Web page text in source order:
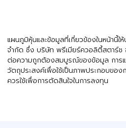
แผนภูมิหุ้นและข้อมูลที่เกี่ยวข้องในหน้านี้
จำกัด ซึ่ง บริษัท พรีเมียร์ควอลิตี้สตาร์ช
ต่อความถูกต้องสมบูรณ์ของข้อมูล การ
วัตถุประสงค์เพื่อใช้เป็นภาพประกอบของ
ควรใช้เพื่อการตัดสินใจในการลงทุน